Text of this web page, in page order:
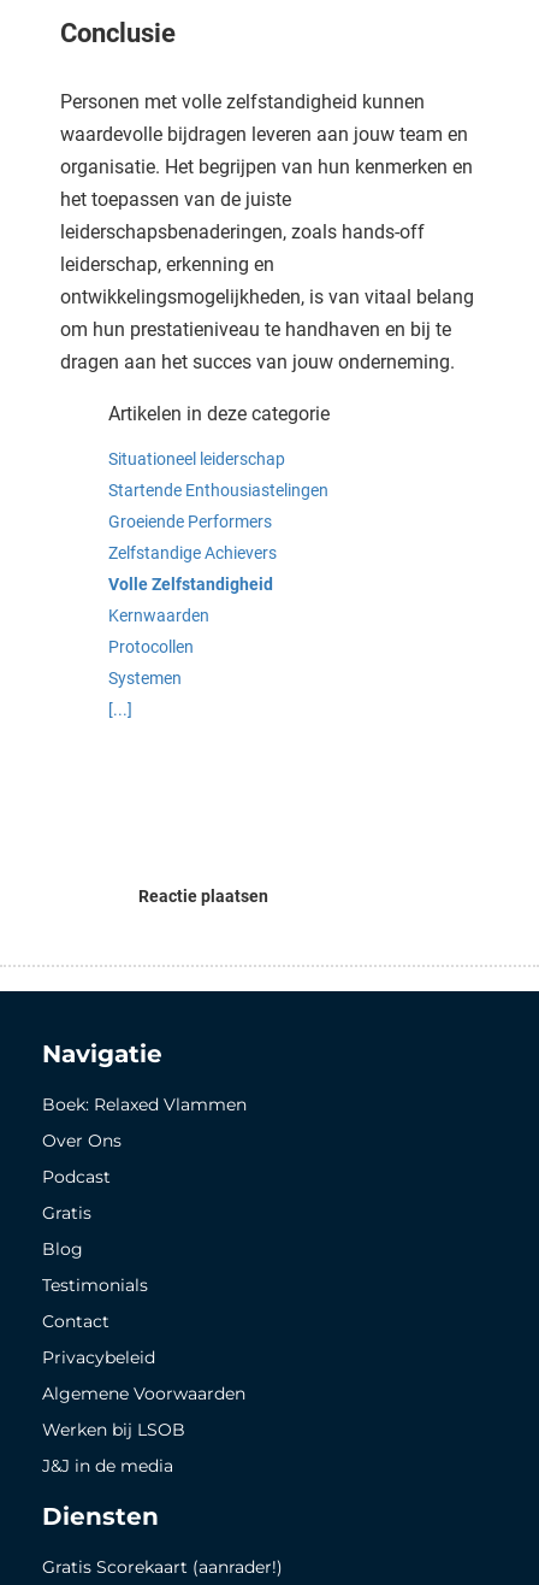
Conclusie
Personen met volle zelfstandigheid kunnen
waardevolle bijdragen leveren aan jouw team en
organisatie. Het begrijpen van hun kenmerken en
het toepassen van de juiste
leiderschapsbenaderingen, zoals hands-off
leiderschap, erkenning en
ontwikkelingsmogelijkheden, is van vitaal belang
om hun prestatieniveau te handhaven en bij te
dragen aan het succes van jouw onderneming.
Artikelen in deze categorie
Situationeel leiderschap
Startende Enthousiastelingen
Groeiende Performers
Zelfstandige Achievers
Volle Zelfstandigheid
Kernwaarden
Protocollen
Systemen
[...]
Reactie plaatsen
Navigatie
Boek: Relaxed Vlammen
Over Ons
Podcast
Gratis
Blog
Testimonials
Contact
Privacybeleid
Algemene Voorwaarden
Werken bij LSOB
J&J in de media
Diensten
Gratis Scorekaart (aanrader!)